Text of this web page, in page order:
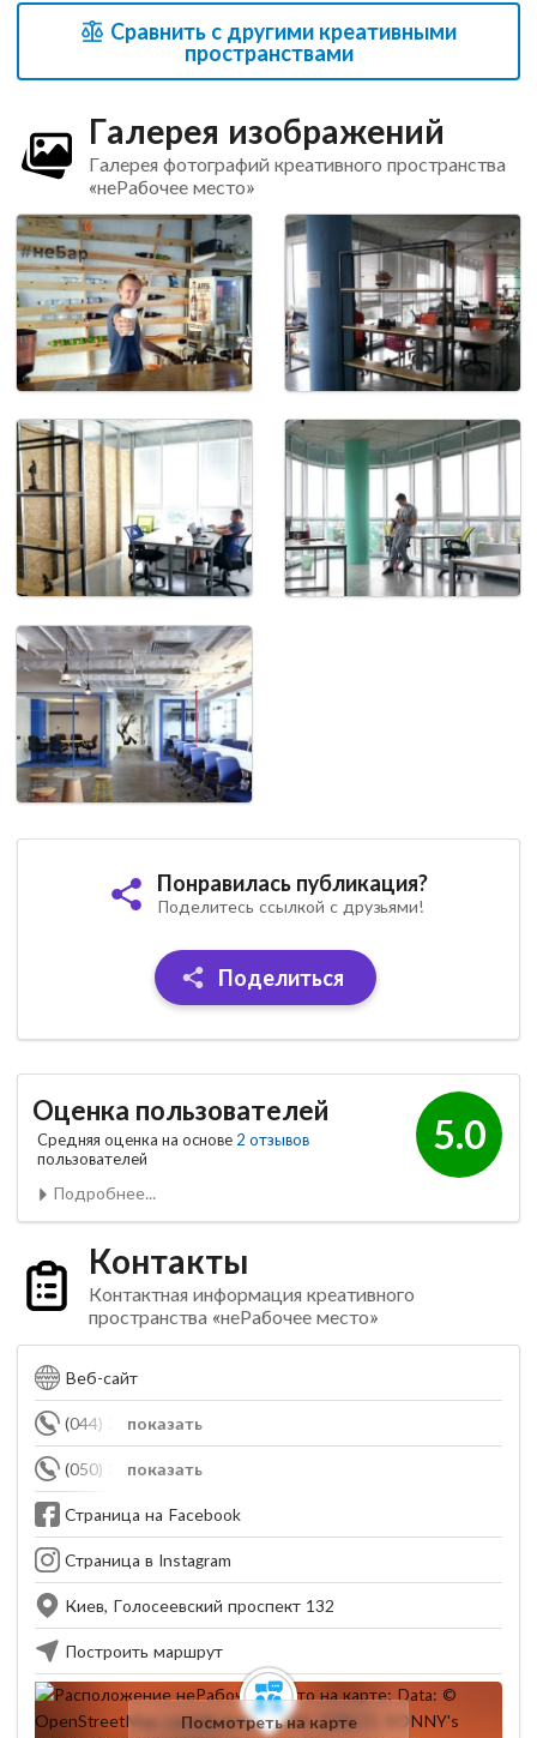
Сравнить с другими креативными
пространствами
Галерея изображений
Галерея фотографий креативного пространства
«неРабочее место»
Понравилась публикация?
Поделитесь ссылкой с друзьями!
Поделиться
5.0
Оценка пользователей
Средняя оценка на основе 2 отзывов
пользователей
Подробнее...
Контакты
Контактная информация креативного
пространства «неРабочее место»
Веб-сайт
показать
(044) 337-71-77
показать
(050) 330-52-06
Страница на Facebook
Страница в Instagram
Киев, Голосеевский проспект 132
Построить маршрут
Посмотреть на карте